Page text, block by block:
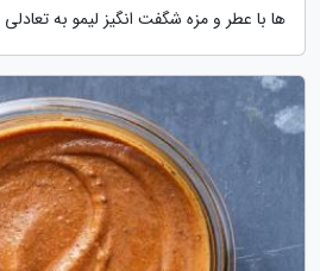
ها با عطر و مزه شگفت انگیز لیمو به